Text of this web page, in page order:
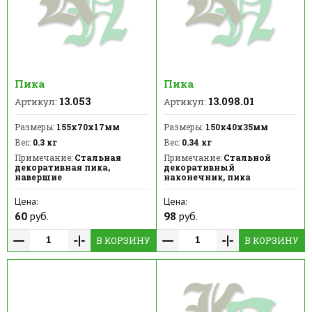
Пика
Артикул: 13.053
Размеры: 155х70х17мм
Вес: 0.3 кг
Примечание: Стальная
декоративная пика,
навершие
Цена:
60 руб.
В КОРЗИНУ
Пика
Артикул: 13.098.01
Размеры:150х40х35мм
Вес:0.34 кг
Примечание:Стальной
декоративный
наконечник, пика
Цена:
98 руб.
В КОРЗИНУ